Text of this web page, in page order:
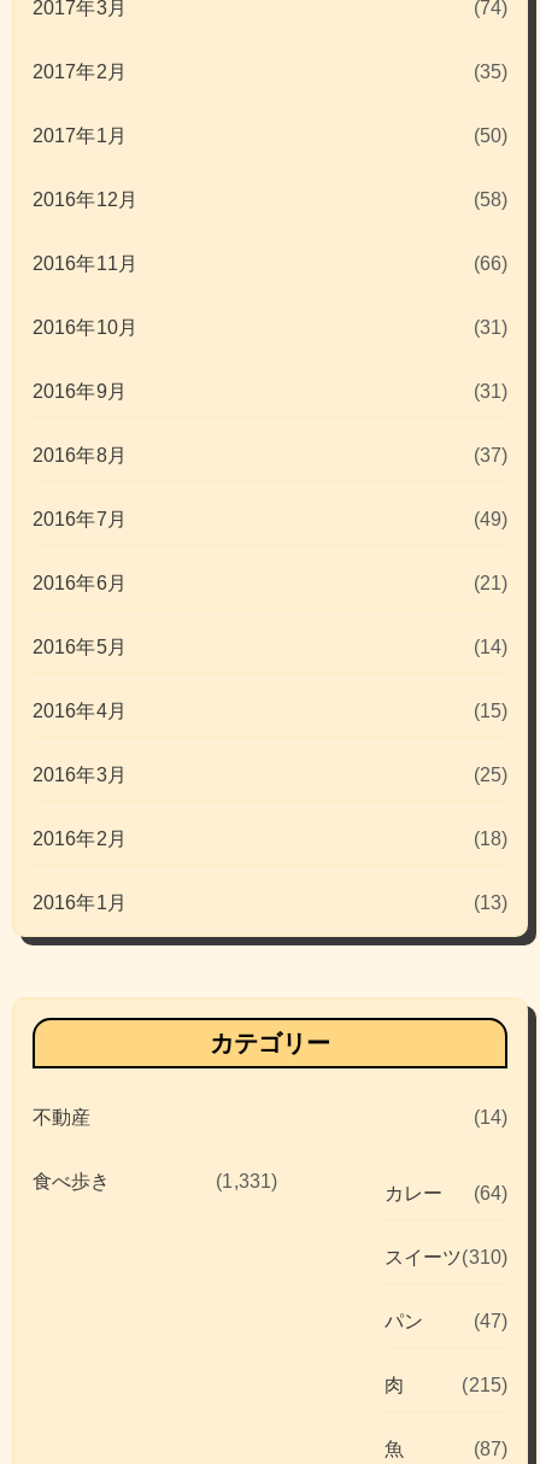
2017年3月 (74)
2017年2月 (35)
2017年1月 (50)
2016年12月 (58)
2016年11月 (66)
2016年10月 (31)
2016年9月 (31)
2016年8月 (37)
2016年7月 (49)
2016年6月 (21)
2016年5月 (14)
2016年4月 (15)
2016年3月 (25)
2016年2月 (18)
2016年1月 (13)
カテゴリー
不動産 (14)
食べ歩き (1,331)
カレー (64)
スイーツ(310)
パン (47)
肉 (215)
魚 (87)